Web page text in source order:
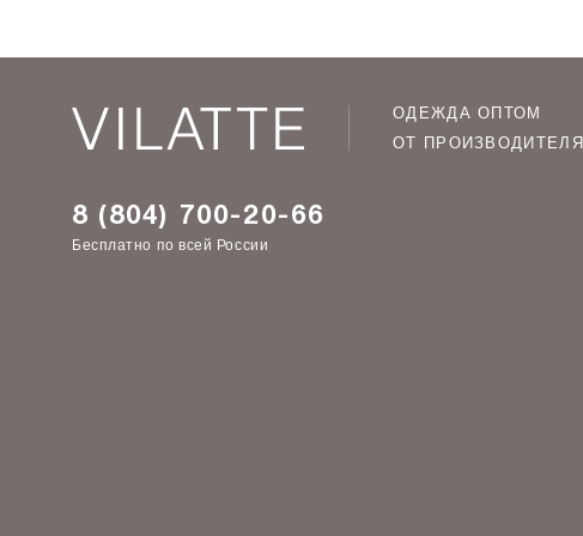
ОДЕЖДА ОПТОМ
ОТ ПРОИЗВОДИТЕЛЯ
8 (804) 700-20-66
Бесплатно по всей России